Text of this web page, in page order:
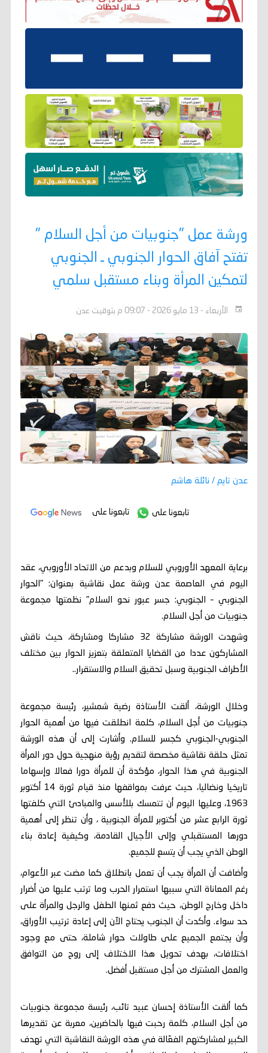
ورشة عمل "جنوبيات من أجل السلام "
تفتح آفاق الحوار الجنوبي ـ الجنوبي
لتمكين المرأة وبناء مستقبل سلمي
الأربعاء - 13 مايو 2026 - 09:07 م بتوقيت عدن
عدن تايم / نائلة هاشم
تابعونا على تابعونا على
برعاية المعهد الأوروبي للسلام وبدعم من الاتحاد الأوروبي، عقد
اليوم في العاصمة عدن ورشة عمل نقاشية بعنوان: "الحوار
الجنوبي – الجنوبي: جسر عبور نحو السلام" نظمتها مجموعة
جنوبيات من أجل السلام.
وشهدت الورشة مشاركة 32 مشاركا ومشاركة، حيث ناقش
المشاركون عددا من القضايا المتعلقة بتعزيز الحوار بين مختلف
الأطراف الجنوبية وسبل تحقيق السلام والاستقرار..
وخلال الورشة، ألقت الأستاذة رضية شمشير، رئيسة مجموعة
جنوبيات من أجل السلام، كلمة انطلقت فيها من أهمية الحوار
الجنوبي-الجنوبي كجسر للسلام. وأشارت إلى أن هذه الورشة
تمثل حلقة نقاشية مخصصة لتقديم رؤية منهجية حول دور المرأة
الجنوبية في هذا الحوار، مؤكدة أن للمرأة دورا فعالا وإسهاما
تاريخيا ونضاليا، حيث عرفت بمواقفها منذ قيام ثورة 14 أكتوبر
1963، وعليها اليوم أن تتمسك بللأسس والمبادئ التي كلفتها
ثورة الرابع عشر من أكتوبر للمرأة الجنوبية ، وأن تنظر إلى أهمية
دورها المستقبلي وإلى الأجيال القادمة، وكيفية إعادة بناء
الوطن الذي يجب أن يتسع للجميع.
وأضافت أن المرأة يجب أن تعمل بانطلاق كما مضت عبر الأعوام،
رغم المعاناة التي سببها استمرار الحرب وما ترتب عليها من أضرار
داخل وخارج الوطن، حيث دفع ثمنها الطفل والرجل والمرأة على
حد سواء. وأكدت أن الجنوب يحتاج الآن إلى إعادة ترتيب الأوراق،
وأن يجتمع الجميع على طاولات حوار شاملة، حتى مع وجود
اختلافات، بهدف تحويل هذا الاختلاف إلى روح من التوافق
والعمل المشترك من أجل مستقبل أفضل.
كما ألقت الأستاذة إحسان عبيد تائب، رئيسة مجموعة جنوبيات
من أجل السلام، كلمة رحبت فيها بالحاضرين، معربة عن تقديرها
الكبير لمشاركتهم الفعّالة في هذه الورشة النقاشية التي تهدف